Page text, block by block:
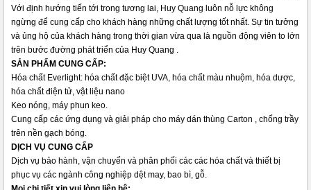
Với định hướng tiến tới trong tương lai, Huy Quang luôn nỗ lực không
ngừng để cung cấp cho khách hàng những chất lượng tốt nhất. Sự tin tưởng
và ủng hộ của khách hàng trong thời gian vừa qua là nguồn động viên to lớn
trên bước đường phát triển của Huy Quang .
SẢN PHẨM CUNG CẤP:
Hóa chất Everlight: hóa chất đặc biệt UVA, hóa chất màu nhuộm, hóa dược,
hóa chất điện tử, vật liệu nano
Keo nóng, máy phun keo.
Cung cấp các ứng dụng và giải pháp cho máy dán thùng Carton , chống trầy
trên nền gạch bóng.
DỊCH VỤ CUNG CẤP
Dịch vụ bảo hành, vận chuyển và phân phối các các hóa chất và thiết bị
phục vụ các ngành công nghiệp dệt may, bao bì, gỗ.